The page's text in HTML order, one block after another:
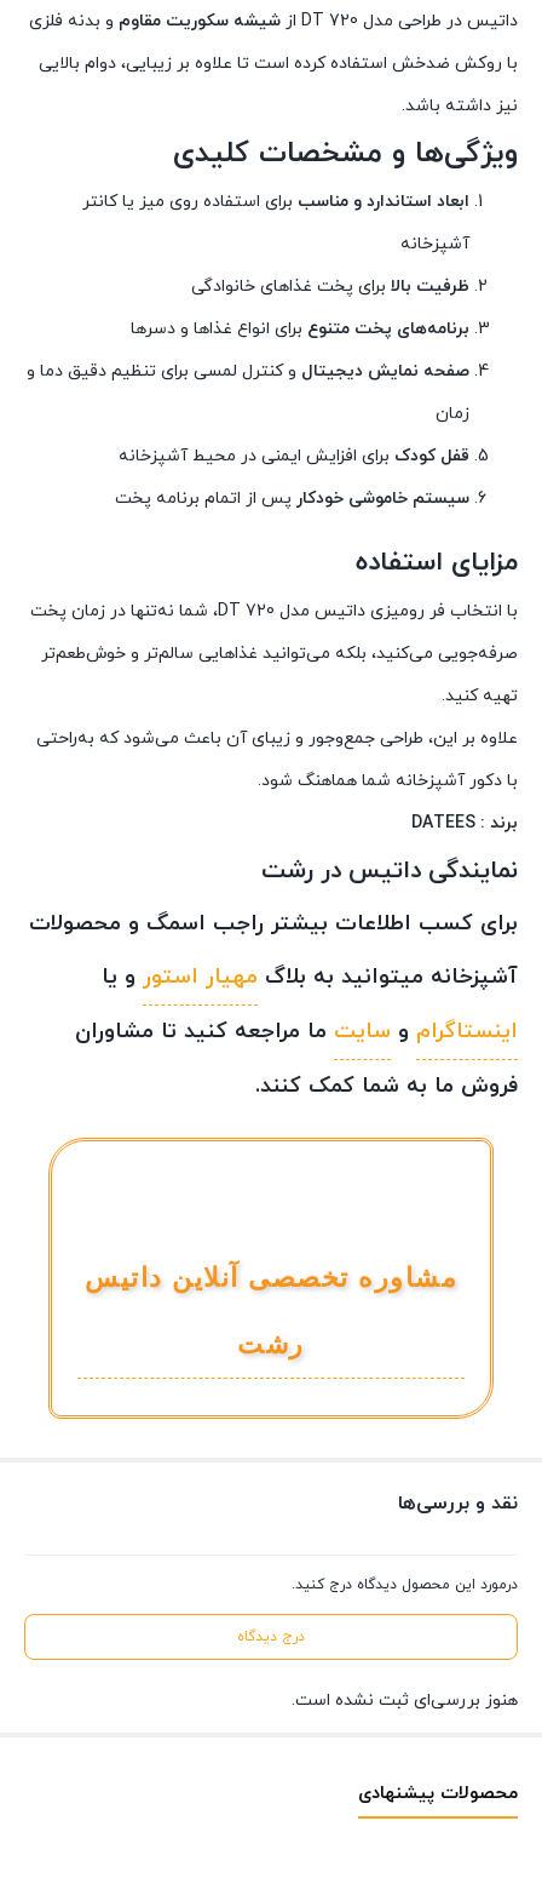
داتیس در طراحی مدل DT 720 از شیشه سکوریت مقاوم و بدنه فلزی
با روکش ضدخش استفاده کرده است تا علاوه بر زیبایی، دوام بالایی
نیز داشته باشد.
ویژگی‌ها و مشخصات کلیدی
ابعاد استاندارد و مناسب برای استفاده روی میز یا کانتر
آشپزخانه
ظرفیت بالا برای پخت غذاهای خانوادگی
برنامه‌های پخت متنوع برای انواع غذاها و دسرها
صفحه نمایش دیجیتال و کنترل لمسی برای تنظیم دقیق دما و
زمان
قفل کودک برای افزایش ایمنی در محیط آشپزخانه
سیستم خاموشی خودکار پس از اتمام برنامه پخت
مزایای استفاده
با انتخاب فر رومیزی داتیس مدل DT 720، شما نه‌تنها در زمان پخت
صرفه‌جویی می‌کنید، بلکه می‌توانید غذاهایی سالم‌تر و خوش‌طعم‌تر
تهیه کنید.
علاوه بر این، طراحی جمع‌وجور و زیبای آن باعث می‌شود که به‌راحتی
با دکور آشپزخانه شما هماهنگ شود.
برند : DATEES
نمایندگی داتیس در رشت
برای کسب اطلاعات بیشتر راجب اسمگ و محصولات
آشپزخانه میتوانید به بلاگ مهیار استور و یا
اینستاگرام و سایت ما مراجعه کنید تا مشاوران
فروش ما به شما کمک کنند.
مشاوره تخصصی آنلاین داتیس
رشت
نقد و بررسی‌ها
درمورد این محصول دیدگاه درج کنید.
درج دیدگاه
هنوز بررسی‌ای ثبت نشده است.
محصولات پیشنهادی